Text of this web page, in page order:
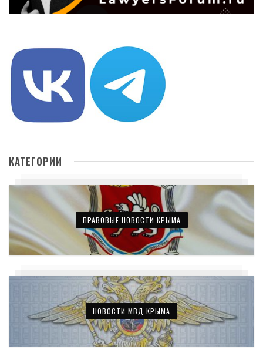
КАТЕГОРИИ
ПРАВОВЫЕ НОВОСТИ КРЫМА
НОВОСТИ МВД КРЫМА